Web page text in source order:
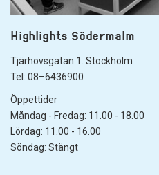
Highlights Södermalm
Tjärhovsgatan 1. Stockholm
Tel: 08–6436900
Öppettider
Måndag - Fredag: 11.00 - 18.00
Lördag: 11.00 - 16.00
Söndag: Stängt